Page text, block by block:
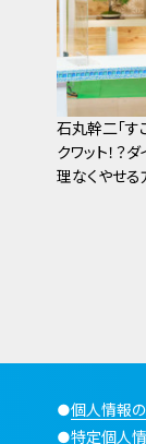
石丸幹二「す
クワット！？
理なくやせる
●個人情報の
●特定個人情